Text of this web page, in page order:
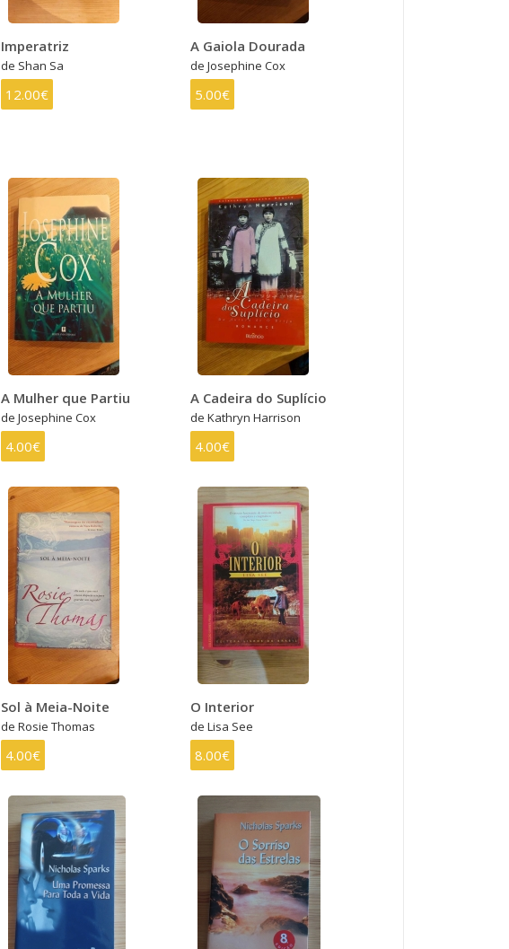
Imperatriz
de Shan Sa
12.00€
A Gaiola Dourada
de Josephine Cox
5.00€
A Mulher que Partiu
de Josephine Cox
4.00€
A Cadeira do Suplício
de Kathryn Harrison
4.00€
Sol à Meia-Noite
de Rosie Thomas
4.00€
O Interior
de Lisa See
8.00€